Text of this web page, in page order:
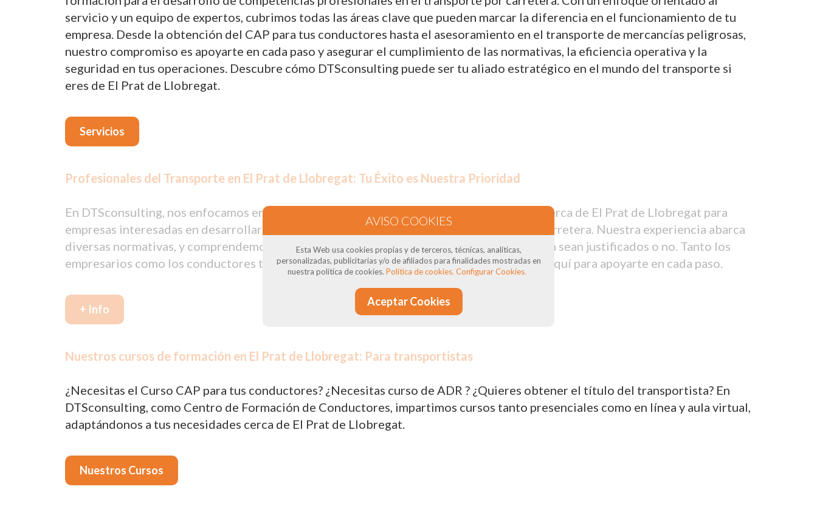
servicio y un equipo de expertos, cubrimos todas las áreas clave que pueden marcar la diferencia en el funcionamiento de tu
empresa. Desde la obtención del CAP para tus conductores hasta el asesoramiento en el transporte de mercancías peligrosas,
nuestro compromiso es apoyarte en cada paso y asegurar el cumplimiento de las normativas, la eficiencia operativa y la
seguridad en tus operaciones. Descubre cómo DTSconsulting puede ser tu aliado estratégico en el mundo del transporte si
eres de El Prat de Llobregat.
Servicios
Profesionales del Transporte en El Prat de Llobregat: Tu Éxito es Nuestra Prioridad
En DTSconsulting, nos enfocamos en proporcionar servicios de consultoría y formación cerca de El Prat de Llobregat para
empresas interesadas en desarrollar las competencias profesionales del transporte por carretera. Nuestra experiencia abarca
diversas normativas, y comprendemos que en ocasiones pueden surgir incumplimientos, ya sean justificados o no. Tanto los
empresarios como los conductores tienen derecho a reclamaciones y defensa, y estamos aquí para apoyarte en cada paso.
+ Info
Nuestros cursos de formación en El Prat de Llobregat: Para transportistas
¿Necesitas el Curso CAP para tus conductores? ¿Necesitas curso de ADR ? ¿Quieres obtener el título del transportista? En
DTSconsulting, como Centro de Formación de Conductores, impartimos cursos tanto presenciales como en línea y aula virtual,
adaptándonos a tus necesidades cerca de El Prat de Llobregat.
Nuestros Cursos
Esta Web usa cookies propias y de terceros, técnicas, analíticas,
personalizadas, publicitarias y/o de afiliados para finalidades mostradas en
nuestra política de cookies. Política de cookies. Configurar Cookies.
Aceptar Cookies